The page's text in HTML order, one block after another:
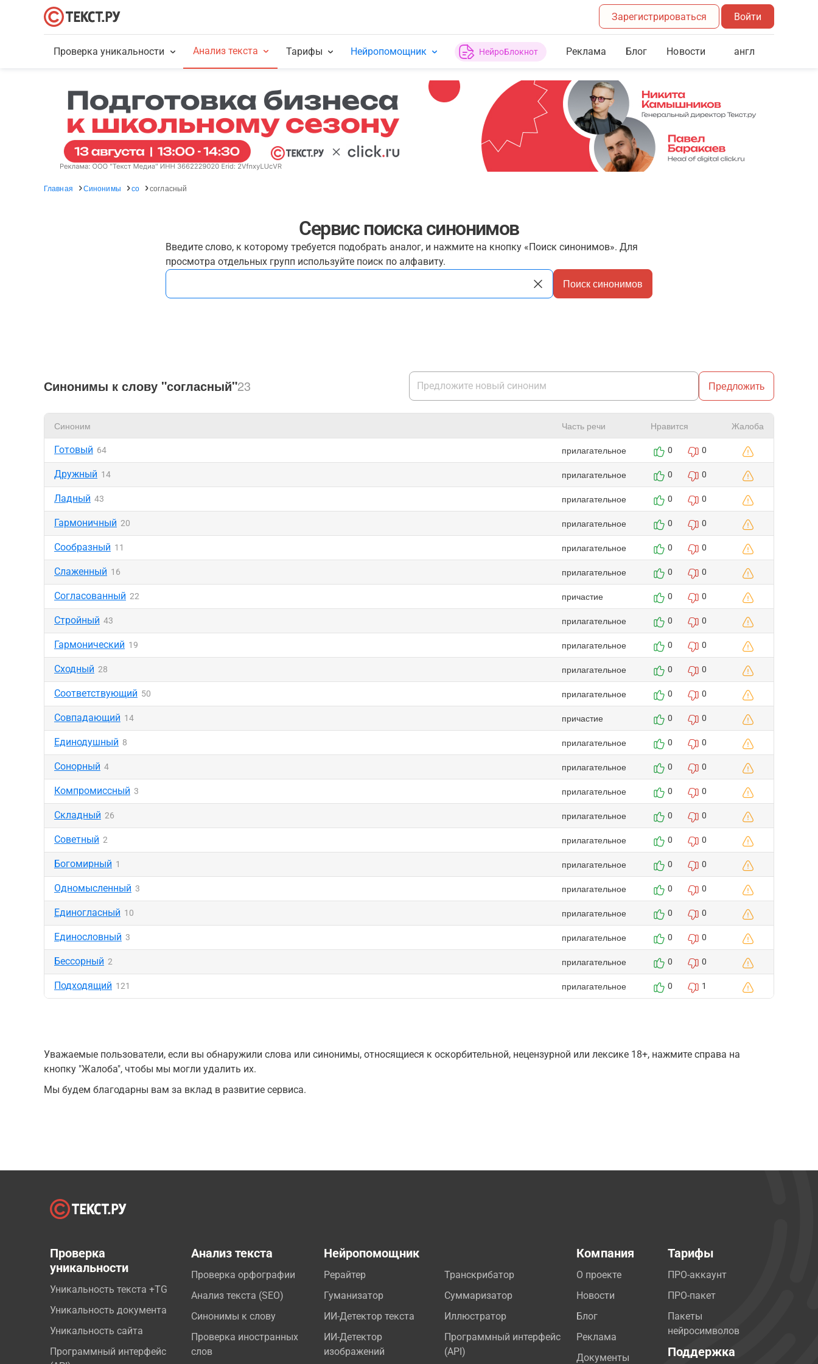
Зарегистрироваться Войти
Проверка уникальности Анализ текста Тарифы Нейропомощник НейроБлокнот Реклама Блог Новости англ
Главная Синонимы со согласный
Сервис поиска синонимов
Введите слово, к которому требуется подобрать аналог, и нажмите на кнопку «Поиск синонимов». Для
просмотра отдельных групп используйте поиск по алфавиту.
Поиск синонимов
Синонимы к слову "согласный"23 Предложить
Синоним Часть речи Нравится Жалоба
Готовый 64 прилагательное 0 0
Дружный 14 прилагательное 0 0
Ладный 43 прилагательное 0 0
Гармоничный 20 прилагательное 0 0
Сообразный 11 прилагательное 0 0
Слаженный 16 прилагательное 0 0
Согласованный 22 причастие 0 0
Стройный 43 прилагательное 0 0
Гармонический 19 прилагательное 0 0
Сходный 28 прилагательное 0 0
Соответствующий 50 прилагательное 0 0
Совпадающий 14 причастие 0 0
Единодушный 8 прилагательное 0 0
Сонорный 4 прилагательное 0 0
Компромиссный 3 прилагательное 0 0
Складный 26 прилагательное 0 0
Советный 2 прилагательное 0 0
Богомирный 1 прилагательное 0 0
Одномысленный 3 прилагательное 0 0
Единогласный 10 прилагательное 0 0
Единословный 3 прилагательное 0 0
Бессорный 2 прилагательное 0 0
Подходящий 121 прилагательное 0 1
Уважаемые пользователи, если вы обнаружили слова или синонимы, относящиеся к оскорбительной, нецензурной или лексике 18+, нажмите справа на
кнопку "Жалоба", чтобы мы могли удалить их.
Мы будем благодарны вам за вклад в развитие сервиса.
Проверка
уникальности
Уникальность текста +TG
Уникальность документа
Уникальность сайта
Программный интерфейс
Анализ текста
Проверка орфографии
Анализ текста (SEO)
Синонимы к слову
Проверка иностранных
слов
Нейропомощник
Рерайтер
Гуманизатор
ИИ-Детектор текста
ИИ-Детектор
изображений
Транскрибатор
Суммаризатор
Иллюстратор
Программный интерфейс
(API)
Компания
О проекте
Новости
Блог
Реклама
Документы
Тарифы
ПРО-аккаунт
ПРО-пакет
Пакеты
нейросимволов
Поддержка